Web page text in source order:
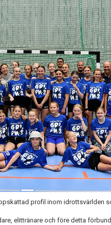
profil inom idrottsvärlden
elittränare och före detta